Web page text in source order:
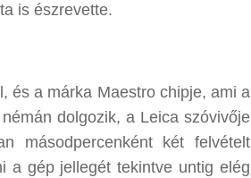
is észrevette.
és a márka Maestro chipje, ami a
dolgozik, a Leica szóvivője
másodpercenként két felvételt
a gép jellegét tekintve untig elég